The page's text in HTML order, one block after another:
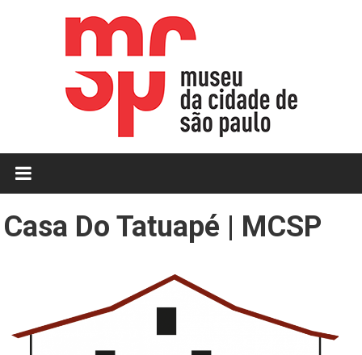
Casa Do Tatuapé | MCSP